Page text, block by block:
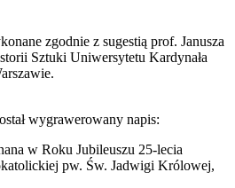
zgodnie z sugestią prof. Janusza
Sztuki Uniwersytetu Kardynała
wygrawerowany napis:
w Roku Jubileuszu 25-lecia
pw. Św. Jadwigi Królowej,